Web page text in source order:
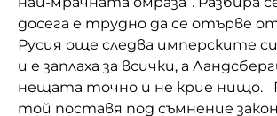
досега е трудно да се отърве
Русия още следва имперските
и е заплаха за всички, а
нещата точно и не крие нищо.
той поставя под съмнение